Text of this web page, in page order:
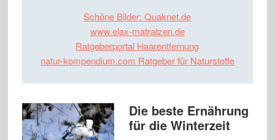
Schöne Bilder: Quaknet.de
www.elax-matratzen.de
Ratgeberportal Haarentfernung
natur-kompendium.com Ratgeber für Naturstoffe
Die beste Ernährung
für die Winterzeit